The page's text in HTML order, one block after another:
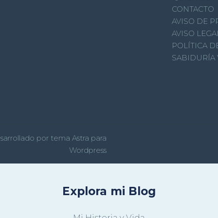
CONTACTO
AVISO DE
AVISO
POLÍTICA
SABIDURÍA
por tema Astra para
Wordpress
Explora mi Blog